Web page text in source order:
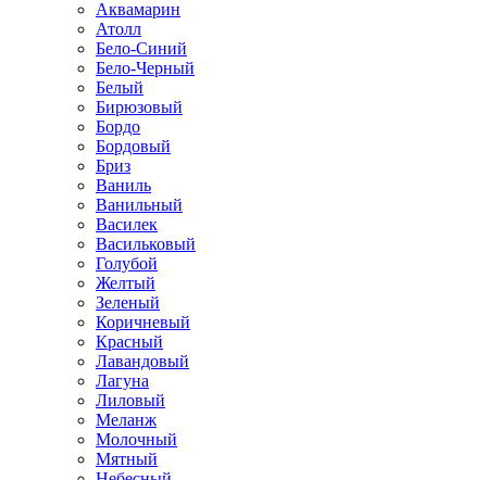
Аквамарин
Атолл
Бело-Синий
Бело-Черный
Белый
Бирюзовый
Бордо
Бордовый
Бриз
Ваниль
Ванильный
Василек
Васильковый
Голубой
Желтый
Зеленый
Коричневый
Красный
Лавандовый
Лагуна
Лиловый
Меланж
Молочный
Мятный